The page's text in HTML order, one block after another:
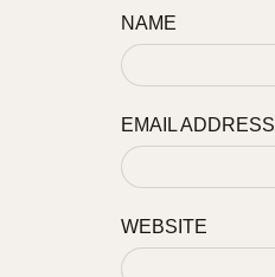
NAME
EMAIL ADDRESS
WEBSITE